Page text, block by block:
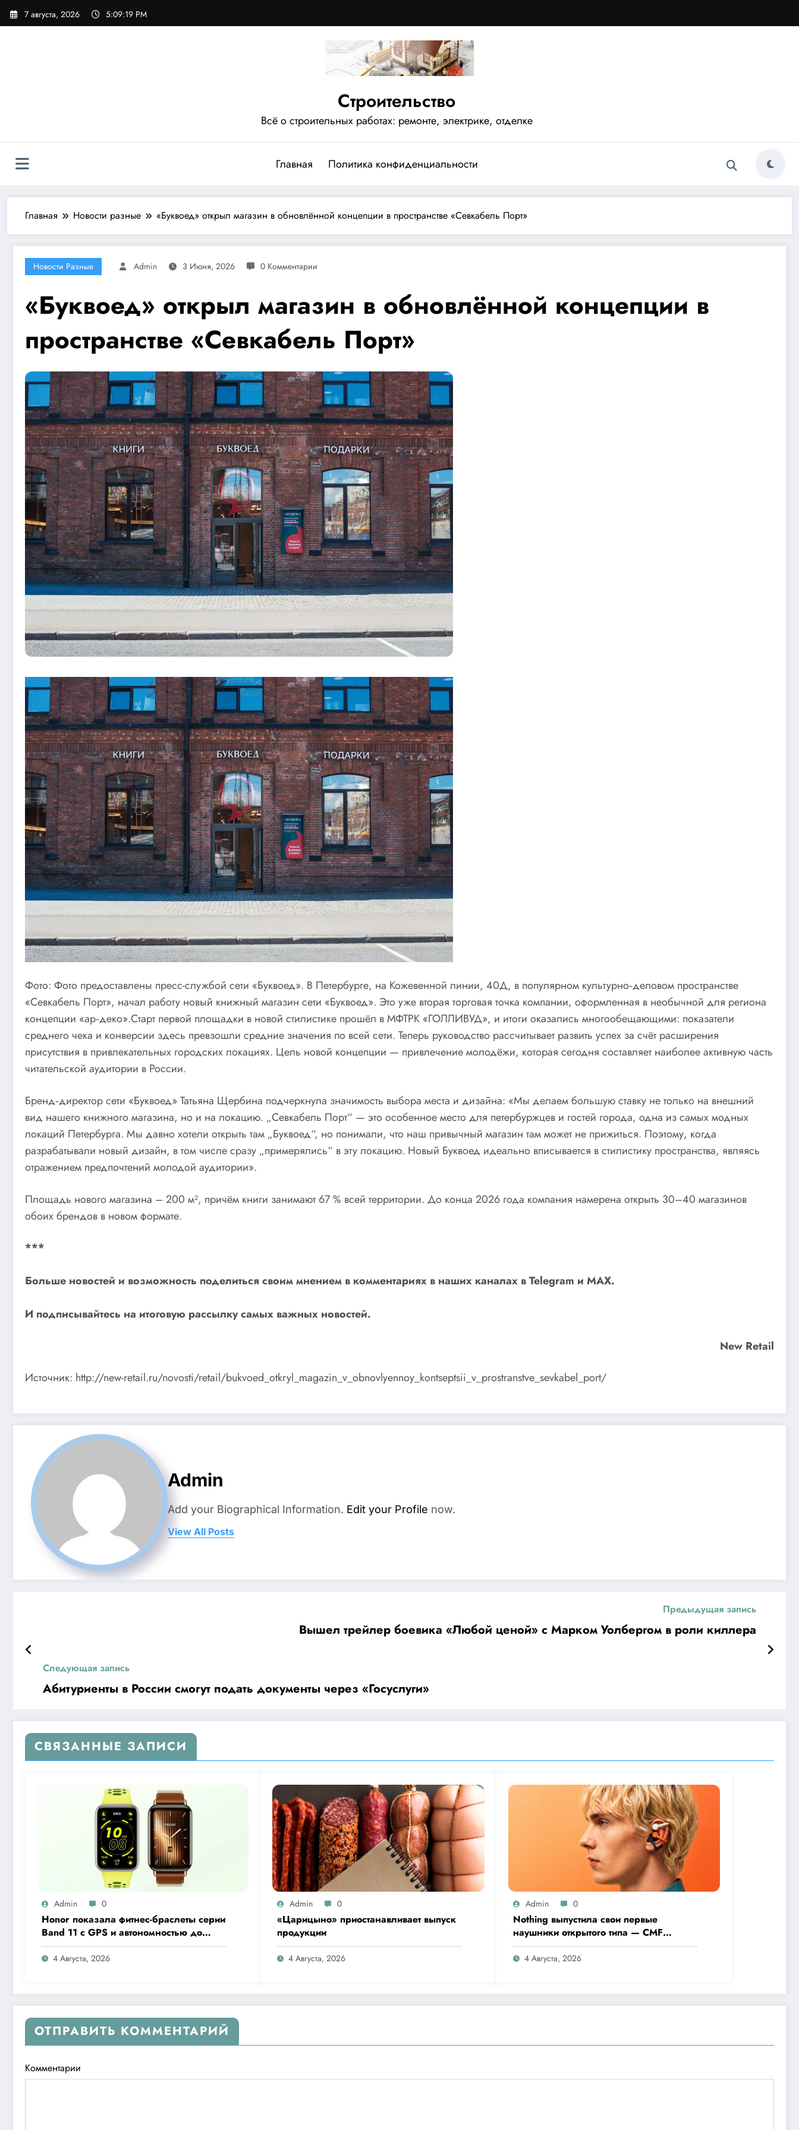
Перейти
7 августа, 2026 5:09:21 PM
Строительство
Всё о строительных работах: ремонте, электрике, отделке
Главная Политика конфиденциальности
Главная Новости разные «Буквоед» открыл магазин в обновлённой концепции в пространстве «Севкабель Порт»
Новости Разные Admin 3 Июня, 2026 0 Комментарии
«Буквоед» открыл магазин в обновлённой концепции в
пространстве «Севкабель Порт»
Фото: Фото предоставлены пресс-службой сети «Буквоед». В Петербурге, на Кожевенной линии, 40Д, в популярном культурно‑деловом пространстве
«Севкабель Порт», начал работу новый книжный магазин сети «Буквоед». Это уже вторая торговая точка компании, оформленная в необычной для региона
концепции «ар‑деко».Старт первой площадки в новой стилистике прошёл в МФТРК «ГОЛЛИВУД», и итоги оказались многообещающими: показатели
среднего чека и конверсии здесь превзошли средние значения по всей сети. Теперь руководство рассчитывает развить успех за счёт расширения
присутствия в привлекательных городских локациях. Цель новой концепции — привлечение молодёжи, которая сегодня составляет наиболее активную часть
читательской аудитории в России.
Бренд‑директор сети «Буквоед» Татьяна Щербина подчеркнула значимость выбора места и дизайна: «Мы делаем большую ставку не только на внешний
вид нашего книжного магазина, но и на локацию. „Севкабель Порт“ — это особенное место для петербуржцев и гостей города, одна из самых модных
локаций Петербурга. Мы давно хотели открыть там „Буквоед“, но понимали, что наш привычный магазин там может не прижиться. Поэтому, когда
разрабатывали новый дизайн, в том числе сразу „примерялись“ в эту локацию. Новый Буквоед идеально вписывается в стилистику пространства, являясь
отражением предпочтений молодой аудитории».
Площадь нового магазина – 200 м², причём книги занимают 67 % всей территории. До конца 2026 года компания намерена открыть 30–40 магазинов
обоих брендов в новом формате.
***
Больше новостей и возможность поделиться своим мнением в комментариях в наших каналах вTelegram и MAX.
И подписывайтесь на итоговую рассылку самых важных новостей.
New Retail
Источник: http://new-retail.ru/novosti/retail/bukvoed_otkryl_magazin_v_obnovlyennoy_kontseptsii_v_prostranstve_sevkabel_port/
Admin
Add your Biographical Information. Edit your Profile now.
View All Posts
Предыдущая запись
Вышел трейлер боевика «Любой ценой» с Марком Уолбергом в роли киллера
Следующая запись
Абитуриенты в России смогут подать документы через «Госуслуги»
СВЯЗАННЫЕ ЗАПИСИ
Admin 0
Honor показала фитнес-браслеты серии
Band 11 с GPS и автономностью до
26 дней
4 Августа, 2026
Admin 0
«Царицыно» приостанавливает выпуск
продукции
4 Августа, 2026
Admin 0
Nothing выпустила свои первые
наушники открытого типа — CMF
Clip Pro
4 Августа, 2026
ОТПРАВИТЬ КОММЕНТАРИЙ
Комментарии